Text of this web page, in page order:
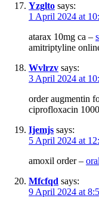
Yzglto says:
1 April 2024 at
atarax 10mg ca –
amitriptyline
Wvlrzv says:
3 April 2024 at
order augmentin
ciprofloxacin
Ijemjs says:
5 April 2024 at
amoxil order –
Mfcfqd says:
9 April 2024 at